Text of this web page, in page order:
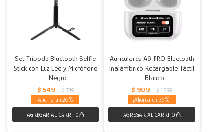
Set Trípode Bluetooth Selfie
Stick con Luz Led y Micrófono
- Negro
$ 549 $ 749
26
Auriculares A9 PRO Bluetooth
Inalámbrico Recargable Táctil
- Blanco
$ 909 $ 1.399
35